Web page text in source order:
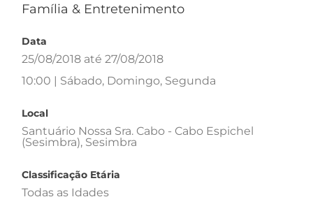
Família & Entretenimento
Data
25/08/2018 até 27/08/2018
10:00 | Sábado, Domingo, Segunda
Local
Santuário Nossa Sra. Cabo - Cabo Espichel
(Sesimbra), Sesimbra
Classificação Etária
Todas as Idades